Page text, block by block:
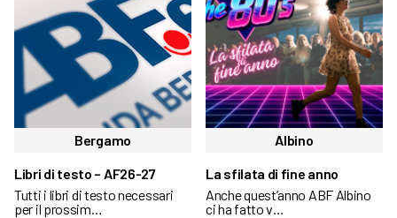
Bergamo
Libri di testo – AF26-27
Tutti i libri di testo necessari
per il prossim…
Albino
La sfilata di fine anno
Anche quest’anno ABF Albino
ci ha fatto v…